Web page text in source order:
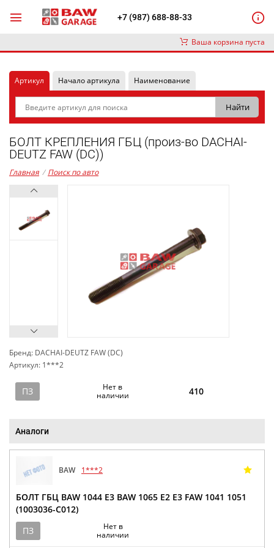
+7 (987) 688-88-33
Ваша корзина пуста
Артикул Начало артикула Наименование
БОЛТ КРЕПЛЕНИЯ ГБЦ (произ-во DACHAI-
DEUTZ FAW (DC))
Главная / Поиск по авто
Бренд: DACHAI-DEUTZ FAW (DC)
Артикул: 1***2
ПЗ
Нет в
наличии
410
Аналоги
BAW 1***2
БОЛТ ГБЦ BAW 1044 E3 BAW 1065 E2 Е3 FAW 1041 1051
(1003036-C012)
ПЗ
Нет в
наличии